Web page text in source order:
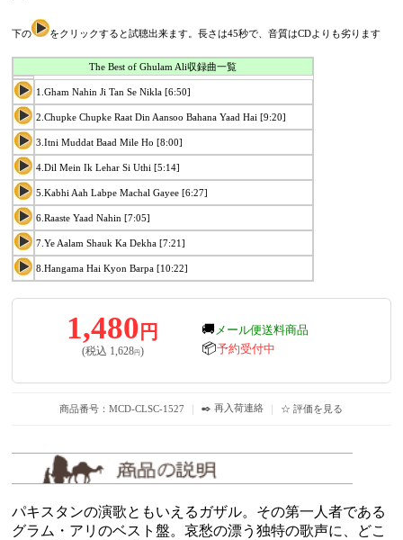
下の をクリックすると試聴出来ます。長さは45秒で、音質はCDよりも劣ります
The Best of Ghulam Ali収録曲一覧
1.Gham Nahin Ji Tan Se Nikla [6:50]
2.Chupke Chupke Raat Din Aansoo Bahana Yaad Hai [9:20]
3.Itni Muddat Baad Mile Ho [8:00]
4.Dil Mein Ik Lehar Si Uthi [5:14]
5.Kabhi Aah Labpe Machal Gayee [6:27]
6.Raaste Yaad Nahin [7:05]
7.Ye Aalam Shauk Ka Dekha [7:21]
8.Hangama Hai Kyon Barpa [10:22]
1,480 円
(税込 1,628円)
🚚 メール便送料商品
📦予約受付中
商品番号：MCD-CLSC-1527 ｜ ✒️ 再入荷連絡 ｜ ☆ 評価を見る
パキスタンの演歌ともいえるガザル。その第一人者である
グラム・アリのベスト盤。哀愁の漂う独特の歌声に、どこ